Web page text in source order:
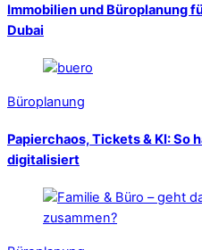
Immobilien und Büroplanung
Dubai
Büroplanung
Papierchaos, Tickets & KI: So
digitalisiert